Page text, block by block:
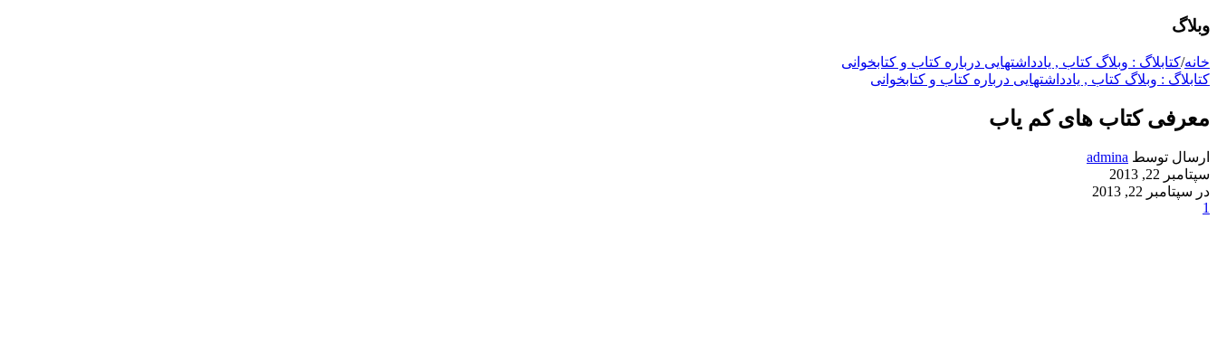
وبلاگ
خانه/کتابلاگ : وبلاگ کتاب , یادداشتهایی درباره کتاب و کتابخوانی
کتابلاگ : وبلاگ کتاب , یادداشتهایی درباره کتاب و کتابخوانی
معرفی کتاب های کم یاب
ارسال توسط admina
سپتامبر 22, 2013
در سپتامبر 22, 2013
1